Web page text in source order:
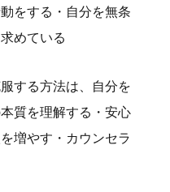
をする・自分を無条
めている
する方法は、自分を
質を理解する・安心
増やす・カウンセラ